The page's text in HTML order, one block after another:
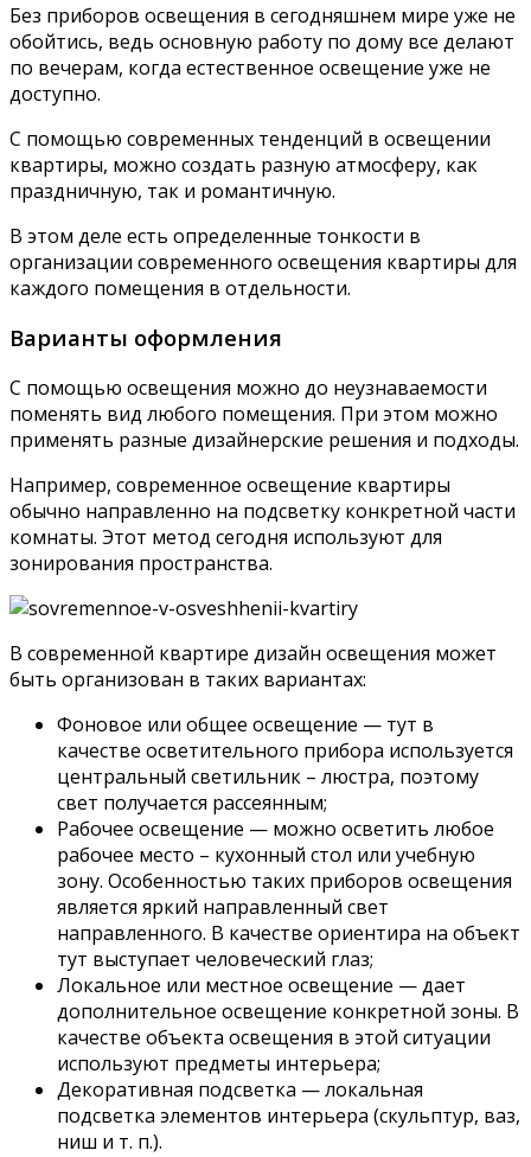
Без приборов освещения в сегодняшнем мире уже не
обойтись, ведь основную работу по дому все делают
по вечерам, когда естественное освещение уже не
доступно.
С помощью современных тенденций в освещении
квартиры, можно создать разную атмосферу, как
праздничную, так и романтичную.
В этом деле есть определенные тонкости в
организации современного освещения квартиры для
каждого помещения в отдельности.
Варианты оформления
С помощью освещения можно до неузнаваемости
поменять вид любого помещения. При этом можно
применять разные дизайнерские решения и подходы.
Например, современное освещение квартиры
обычно направленно на подсветку конкретной части
комнаты. Этот метод сегодня используют для
зонирования пространства.
В современной квартире дизайн освещения может
быть организован в таких вариантах:
Фоновое или общее освещение — тут в
качестве осветительного прибора используется
центральный светильник – люстра, поэтому
свет получается рассеянным;
Рабочее освещение — можно осветить любое
рабочее место – кухонный стол или учебную
зону. Особенностью таких приборов освещения
является яркий направленный свет
направленного. В качестве ориентира на объект
тут выступает человеческий глаз;
Локальное или местное освещение — дает
дополнительное освещение конкретной зоны. В
качестве объекта освещения в этой ситуации
используют предметы интерьера;
Декоративная подсветка — локальная
подсветка элементов интерьера (скульптур, ваз,
ниш и т. п.).